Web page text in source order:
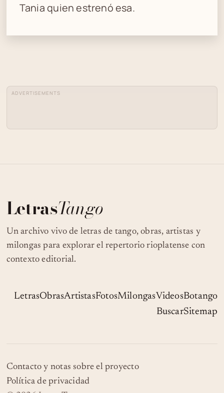
Tania quien estrenó esa.
ADVERTISEMENTS
LetrasTango
Un archivo vivo de letras de tango, obras, artistas y
milongas para explorar el repertorio rioplatense con
contexto editorial.
LetrasObrasArtistasFotosMilongasVideosBotango
BuscarSitemap
Contacto y notas sobre el proyecto
Política de privacidad